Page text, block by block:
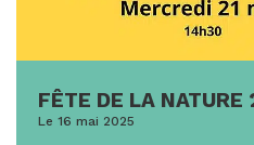
FÊTE DE LA NATURE
Le 16 mai 2025